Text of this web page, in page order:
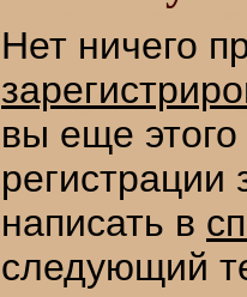
Нет ничего
вы еще
регистрации
написать в
следующий